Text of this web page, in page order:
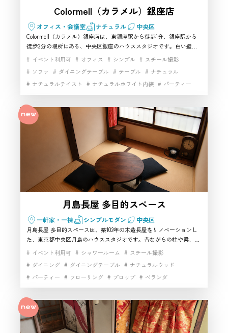
Colormell（カラメル）銀座店
オフィス・会議室 ナチュラル 中央区
Colormell（カラメル）銀座店は、東銀座駅から徒歩1分、銀座駅から
徒歩3分の場所にある、中央区銀座のハウススタジオです。白い壁と
木目調のフローリングを基調とした約22.41㎡の明るい室内には、テー
家具の配置を変更しながら、インタビュー、商品撮影、ポートレー
ト、YouTube、ライブ配信などに利用できます。銀座らしい都市型の
生活シーンを撮影したい方や、駅近で使いやすい中央区の撮影スタジ
オを探している方におすすめです。
イベント利用可 オフィス シンプル
スチール撮影
ソファ
ダイニングテーブル テーブル
ナチュラル
ナチュラルテイスト
ナチュラルホワイト内装
パーティー
フローリング
ヘアメイク
マルチスペース
ミーティングルーム
ムービー撮影 動画撮影
家具・小物充実
手すり
生活シーン
生活雑貨完備
白基調インテリア
白壁×フローリングタイル
自然光 開放感 階段
駅近
高速インターネット
月島長屋 多目的スペース
一軒家・一棟 シンプルモダン 中央区
月島長屋 多目的スペースは、築102年の木造長屋をリノベーションし
た、東京都中央区月島のハウススタジオです。昔ながらの柱や梁、障
子、畳、ちゃぶ台、ダイニングキッチンが残り、昭和の暮らしや東京
の下町、家族の日常を自然に表現できます。1階の和室とキッチン、
自然光が入る2階を使い分けられ、ポートレート、商品撮影、コスプ
レ、インタビュー、ドラマ、CMなど幅広い撮影に対応。月島駅から
徒歩3分とアクセスも良く、古民家らしい生活感や物語性を重視する
方におすすめの中央区の撮影スタジオです。
イベント利用可 シャワールーム
スチール撮影
ダイニング
ダイニングテーブル
ナチュラルウッド
パーティー
フローリング プロップ
ベランダ
マルチスペース
ムービー撮影 動画撮影
家具・小物充実
小物撮影
手すり 日本家屋
昭和レトロスタジオ
昭和レトロ家具
歴史的建築 生活シーン
生活雑貨完備
白壁
自然光 路面スタジオ 都心の隠れ家
階段